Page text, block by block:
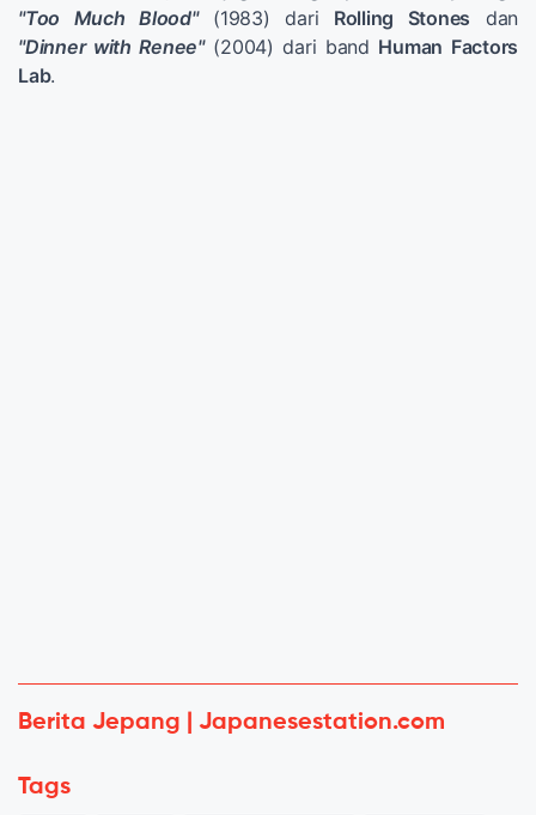
"Too Much Blood"(1983) dari Rolling Stones dan
"Dinner with Renee"(2004) dari band Human Factors
Lab.
Berita Jepang | Japanesestation.com
Tags